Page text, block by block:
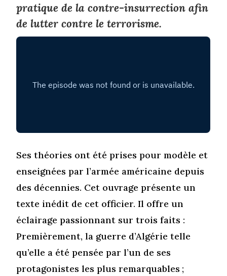
pratique de la contre-insurrection afin
de lutter contre le terrorisme.
Ses théories ont été prises pour modèle et
enseignées par l’armée américaine depuis
des décennies. Cet ouvrage présente un
texte inédit de cet officier. Il offre un
éclairage passionnant sur trois faits :
Premièrement, la guerre d’Algérie telle
qu’elle a été pensée par l’un de ses
protagonistes les plus remarquables ;